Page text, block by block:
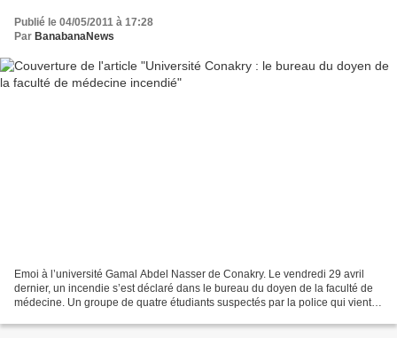
Publié le 04/05/2011 à 17:28
Par BanabanaNews
Emoi à l’université Gamal Abdel Nasser de Conakry. Le vendredi 29 avril
dernier, un incendie s’est déclaré dans le bureau du doyen de la faculté de
médecine. Un groupe de quatre étudiants suspectés par la police qui vient